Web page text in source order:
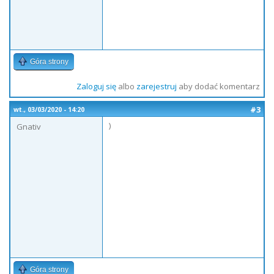
Góra strony
Zaloguj sięalbo zarejestruj aby dodać komentarz
wt., 03/03/2020 - 14:20
#3
Gnativ
)
Góra strony